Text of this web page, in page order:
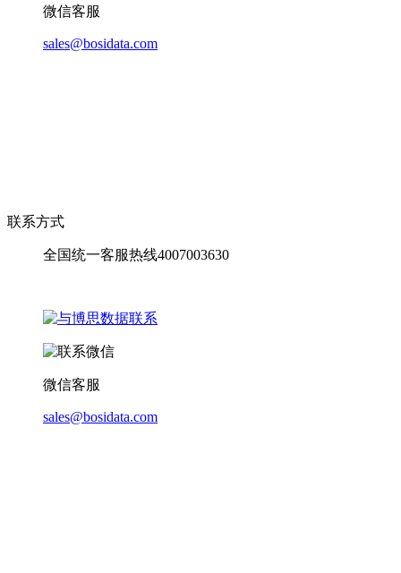
微信客服
sales@bosidata.com
联系方式
全国统一客服热线4007003630
微信客服
sales@bosidata.com